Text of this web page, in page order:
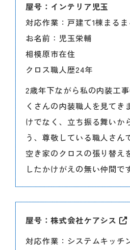
屋号：インテリア児玉
対応作業：戸建て1棟まる
お名前：児玉栄輔
相模原市在住
クロス職人歴24年
2歳年下ながら私の内装工
くさんの内装職人を見てき
けでなく、立ち振る舞いか
う、尊敬している職人さん
空き家のクロスの張り替え
したかけがえの無い仲間で
屋号：株式会社ケアシス
対応作業：システムキッチ